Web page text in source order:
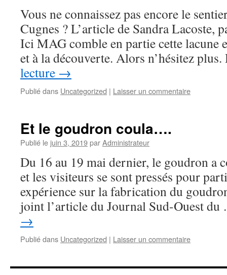
Vous ne connaissez pas encore le
Cugnes ? L’article de Sandra Lacoste,
Ici MAG comble en partie cette lacune
et à la découverte. Alors n’hésitez
lecture →
Publié dans Uncategorized | Laisser un commentaire
Et le goudron coula….
Publié le juin 3, 2019parAdministrateur
Du 16 au 19 mai dernier, le goudron a
et les visiteurs se sont pressés pour
expérience sur la fabrication du
joint l’article du Journal Sud-Ouest
→
Publié dans Uncategorized | Laisser un commentaire